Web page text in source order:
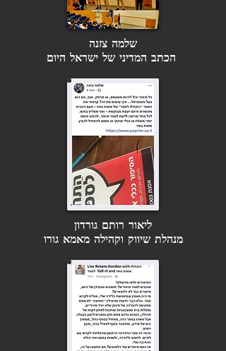
שלמה צזנה
הכתב המדיני של ישראל היום
ליאור רותם גורדון
מנהלת שיווק וקהילה מאמא גורו